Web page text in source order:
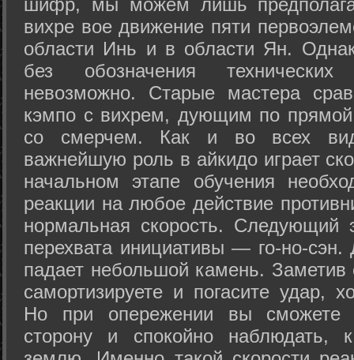
вихре вое движение пяти
области Инь и в области Ян.
без обозначения
невозможно. Старые мастера
кэмпо с вихрем, дующим по
со смерчем. Как и во всех
важнейшую роль в айкидо играет
начальном этапе обучения
реакции на любое действие
нормальная скорость.
перехвата инициативы — го-но-
падает небольшой камень.
самортизируете и погасите удар,
Но при опережении вы сможете
сторону и спокойно наблюдать,